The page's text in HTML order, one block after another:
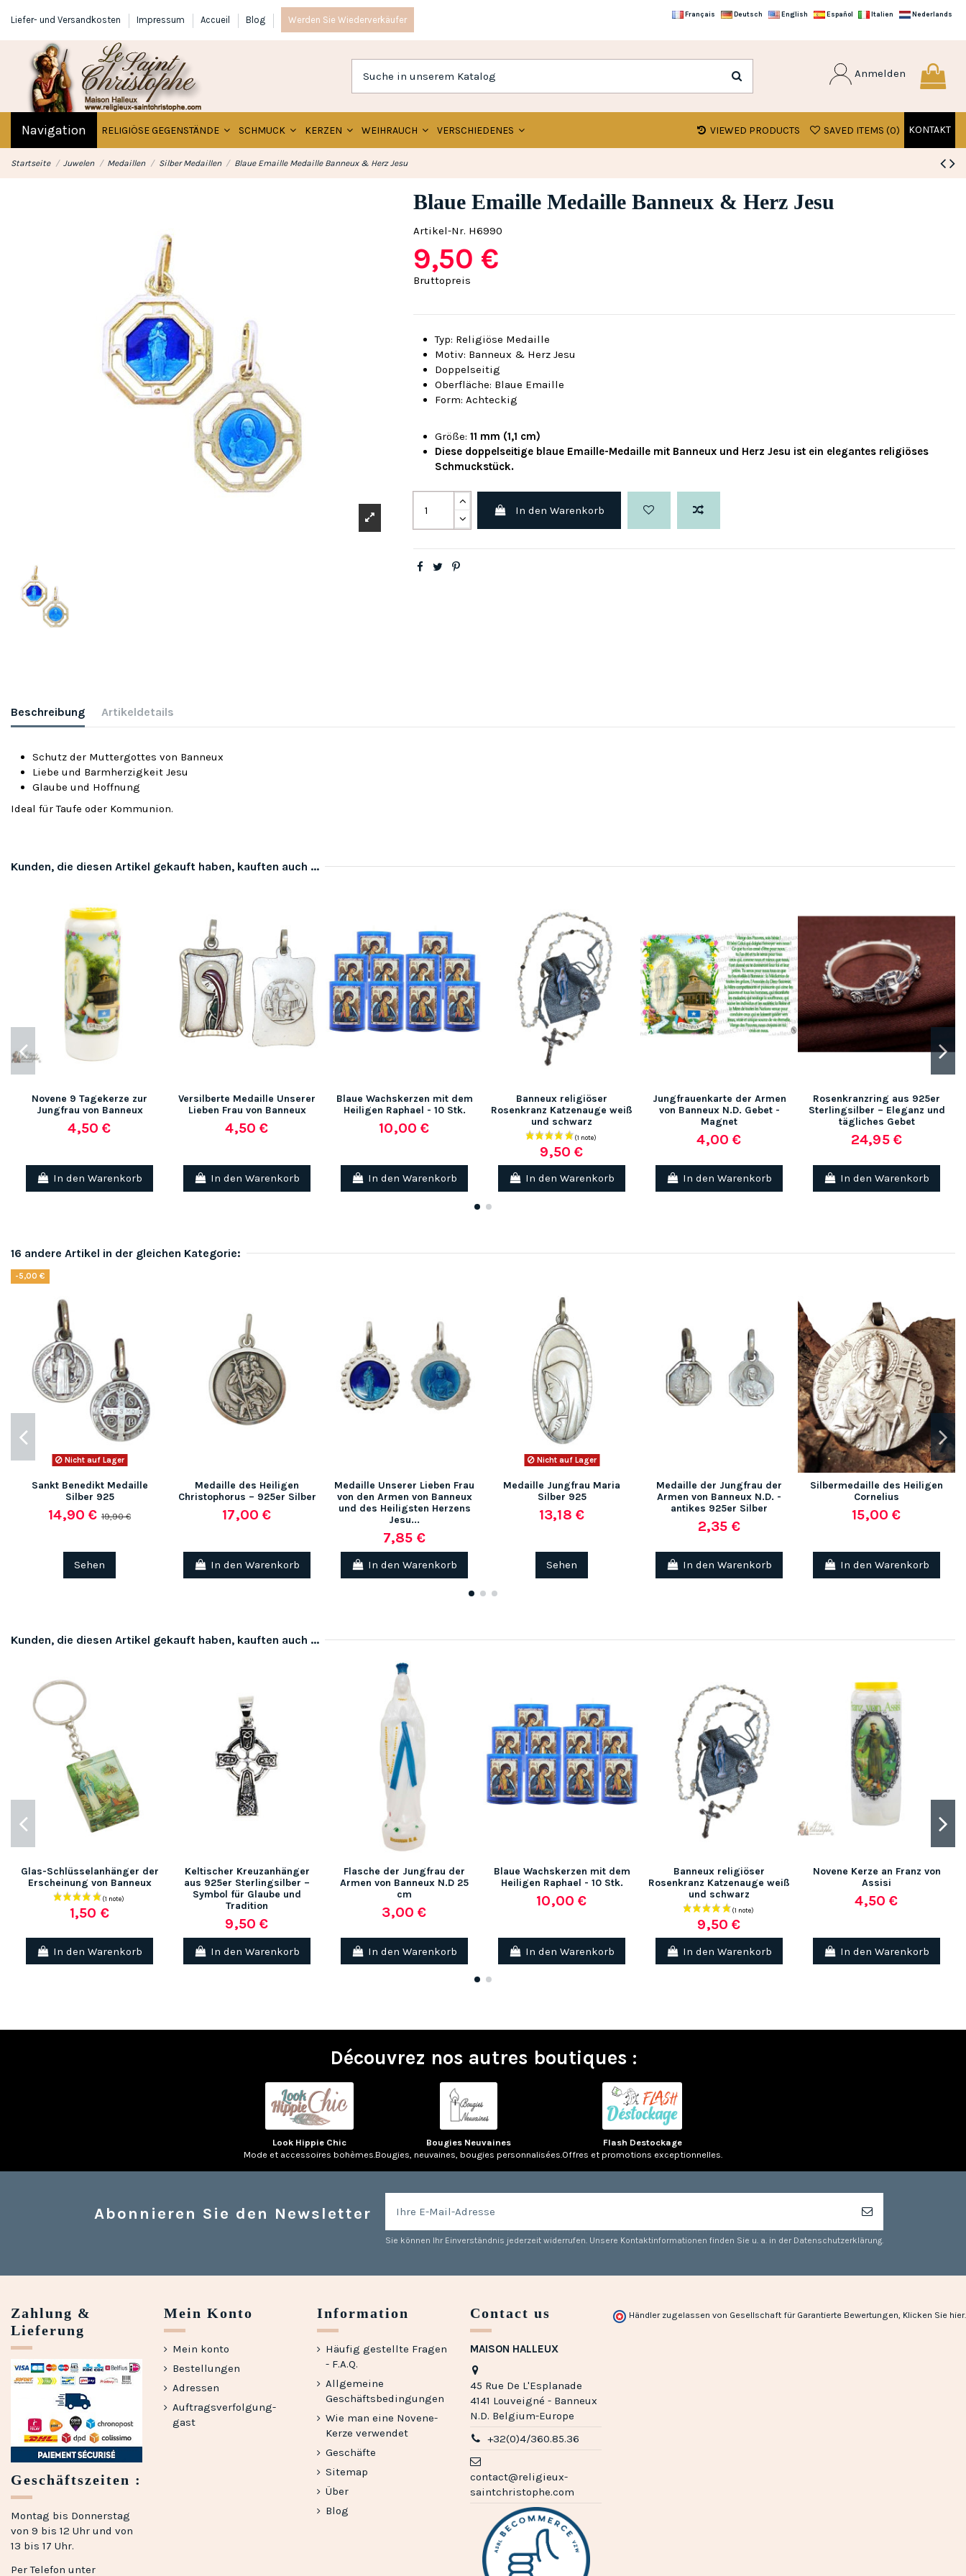
Liefer- und Versandkosten Impressum Accueil Blog Werden Sie Wiederverkäufer
Français Deutsch English Español Italien Nederlands
Anmelden
Navigation RELIGIÖSE GEGENSTÄNDE SCHMUCK KERZEN WEIHRAUCH VERSCHIEDENES KONTAKT
SAVED ITEMS (0)
VIEWED PRODUCTS
Startseite Juwelen Medaillen Silber Medaillen Blaue Emaille Medaille Banneux & Herz Jesu
Blaue Emaille Medaille Banneux & Herz Jesu
Artikel-Nr. H6990
9,50 €
Bruttopreis
Typ: Religiöse Medaille
Motiv: Banneux & Herz Jesu
Doppelseitig
Oberfläche: Blaue Emaille
Form: Achteckig
Größe: 11 mm (1,1 cm)
Diese doppelseitige blaue Emaille-Medaille mit Banneux und Herz Jesu ist ein elegantes religiöses
Schmuckstück.
In den Warenkorb
Beschreibung Artikeldetails
Schutz der Muttergottes von Banneux
Liebe und Barmherzigkeit Jesu
Glaube und Hoffnung
Ideal für Taufe oder Kommunion.
Kunden, die diesen Artikel gekauft haben, kauften auch ...
Novene 9 Tagekerze zur
Jungfrau von Banneux
4,50 €
In den Warenkorb
Versilberte Medaille Unserer
Lieben Frau von Banneux
4,50 €
In den Warenkorb
Blaue Wachskerzen mit dem
Heiligen Raphael - 10 Stk.
10,00 €
In den Warenkorb
Banneux religiöser
Rosenkranz Katzenauge weiß
und schwarz
9,50 €
In den Warenkorb
Jungfrauenkarte der Armen
von Banneux N.D. Gebet -
Magnet
4,00 €
In den Warenkorb
Rosenkranzring aus 925er
Sterlingsilber – Eleganz und
tägliches Gebet
24,95 €
In den Warenkorb
16 andere Artikel in der gleichen Kategorie:
-5,00 €
Nicht auf Lager
Sankt Benedikt Medaille
Silber 925
14,90 €19,90 €
Sehen
Medaille des Heiligen
Christophorus – 925er Silber
17,00 €
In den Warenkorb
Medaille Unserer Lieben Frau
von den Armen von Banneux
und des Heiligsten Herzens
Jesu...
7,85 €
In den Warenkorb
Nicht auf Lager
Medaille Jungfrau Maria
Silber 925
13,18 €
Sehen
Medaille der Jungfrau der
Armen von Banneux N.D. -
antikes 925er Silber
2,35 €
In den Warenkorb
Silbermedaille des Heiligen
Cornelius
15,00 €
In den Warenkorb
Kunden, die diesen Artikel gekauft haben, kauften auch ...
Glas-Schlüsselanhänger der
Erscheinung von Banneux
1,50 €
In den Warenkorb
Keltischer Kreuzanhänger
aus 925er Sterlingsilber –
Symbol für Glaube und
Tradition
9,50 €
In den Warenkorb
Flasche der Jungfrau der
Armen von Banneux N.D 25
cm
3,00 €
In den Warenkorb
Blaue Wachskerzen mit dem
Heiligen Raphael - 10 Stk.
10,00 €
In den Warenkorb
Banneux religiöser
Rosenkranz Katzenauge weiß
und schwarz
9,50 €
In den Warenkorb
Novene Kerze an Franz von
Assisi
4,50 €
In den Warenkorb
Découvrez nos autres boutiques :
Look Hippie Chic
Mode et accessoires bohèmes.
Bougies Neuvaines
Bougies, neuvaines, bougies personnalisées.
Flash Destockage
Offres et promotions exceptionnelles.
Abonnieren Sie den Newsletter
Sie können Ihr Einverständnis jederzeit widerrufen. Unsere Kontaktinformationen finden Sie u. a. in der Datenschutzerklärung.
Zahlung &
Lieferung
Geschäftszeiten :
Montag bis Donnerstag
von 9 bis 12 Uhr und von
13 bis 17 Uhr.
Per Telefon unter
Mein Konto
Mein konto
Bestellungen
Adressen
Auftragsverfolgung-
gast
Information
Häufig gestellte Fragen
- F.A.Q.
Allgemeine
Geschäftsbedingungen
Wie man eine Novene-
Kerze verwendet
Geschäfte
Sitemap
Über
Blog
Contact us
MAISON HALLEUX
45 Rue De L'Esplanade
4141 Louveigné - Banneux
N.D. Belgium-Europe
+32(0)4/360.85.36
contact@religieux-
saintchristophe.com
Händler zugelassen von Gesellschaft für Garantierte Bewertungen, Klicken Sie hier.